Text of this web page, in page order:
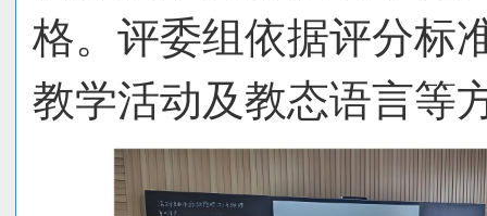
格。评委组依据评分标
教学活动及教态语言等